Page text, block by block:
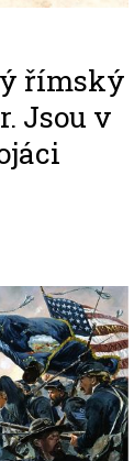
římský
Jsou v